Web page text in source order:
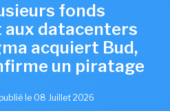
fonds
datacenters
acquiert Bud,
un piratage
publié le 08 Juillet 2026